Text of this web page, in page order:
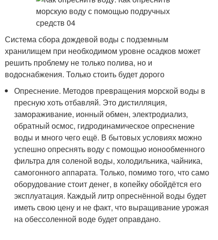
Система сбора дождевой воды с подземным
хранилищем при необходимом уровне осадков может
решить проблему не только полива, но и
водоснабжения. Только стоить будет дорого
Опреснение. Методов превращения морской воды в
пресную хоть отбавляй. Это дистилляция,
замораживание, ионный обмен, электродиализ,
обратный осмос, гидродинамическое опреснение
воды и много чего ещё. В бытовых условиях можно
успешно опреснять воду с помощью ионообменного
фильтра для соленой воды, холодильника, чайника,
самогонного аппарата. Только, помимо того, что само
оборудование стоит денег, в копейку обойдётся его
эксплуатация. Каждый литр опреснённой воды будет
иметь свою цену и не факт, что выращивание урожая
на обессоленной воде будет оправдано.